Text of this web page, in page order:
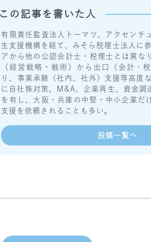
この記事を書いた人
有限責任監査法人トーマツ、アクセンチ
生支援機構を経て、みそら税理士法人に
アから他の公認会計士・税理士とは異な
（経営戦略・戦術）から出口（会計・
り、事業承継（社内、社外）支援等高度
に自社株対策、M&A、企業再生、資金調
を有し、大阪・兵庫の中堅・中小企業だ
支援を依頼されることも多い。
投稿一覧へ